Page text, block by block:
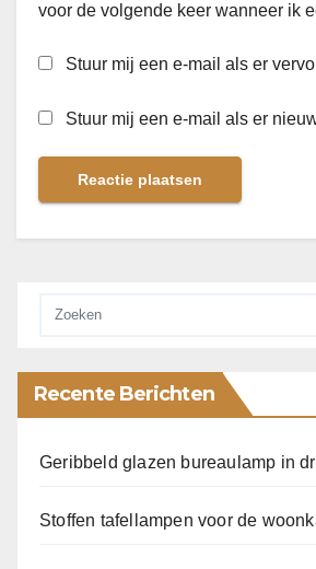
voor de volgende keer wanneer ik
Stuur mij een e-mail als er
Stuur mij een e-mail als er
Recente Berichten
Geribbeld glazen bureaulamp in
Stoffen tafellampen voor de